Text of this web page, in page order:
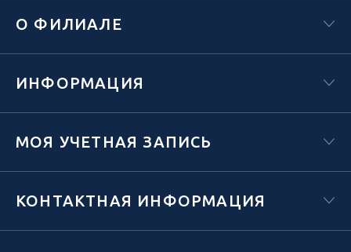
О ФИЛИАЛЕ
ИНФОРМАЦИЯ
МОЯ УЧЕТНАЯ ЗАПИСЬ
КОНТАКТНАЯ ИНФОРМАЦИЯ